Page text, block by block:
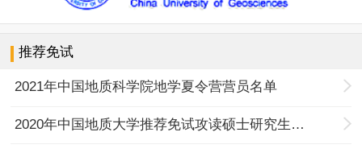
推荐免试
2021年中国地质科学院地学夏令营营员名单
2020年中国地质大学推荐免试攻读硕士研究生拟录取名单公示